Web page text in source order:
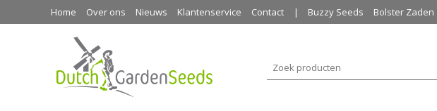
Home Over ons Nieuws Klantenservice Contact Buzzy Seeds Bolster Zaden